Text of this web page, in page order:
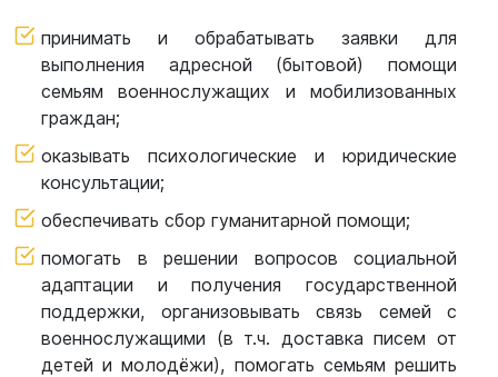
принимать и обрабатывать заявки для
выполнения адресной (бытовой) помощи
семьям военнослужащих и мобилизованных
граждан;
оказывать психологические и юридические
консультации;
обеспечивать сбор гуманитарной помощи;
помогать в решении вопросов социальной
адаптации и получения государственной
поддержки, организовывать связь семей с
военнослужащими (в т.ч. доставка писем от
детей и молодёжи), помогать семьям решить